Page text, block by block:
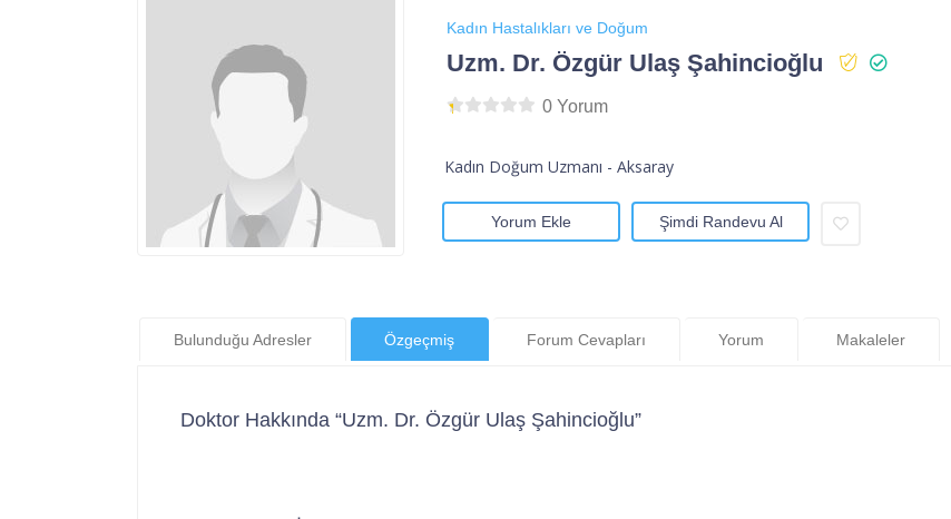
Kadın Hastalıkları ve Doğum
Uzm. Dr. Özgür Ulaş Şahincioğlu
0 Yorum
Kadın Doğum Uzmanı - Aksaray
Yorum Ekle Şimdi Randevu Al
Bulunduğu Adresler Özgeçmiş Forum Cevapları Yorum Makaleler
Doktor Hakkında “Uzm. Dr. Özgür Ulaş Şahincioğlu”